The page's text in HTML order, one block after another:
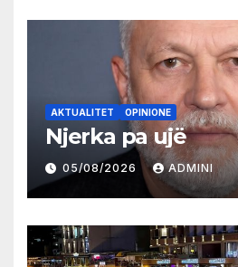
AKTUALITET OPINIONE
Njerka pa ujë
05/08/2026 ADMINI